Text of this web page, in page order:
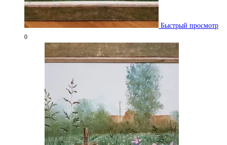
Быстрый просмотр
0